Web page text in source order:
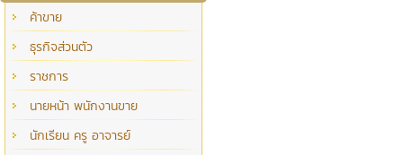
ค้าขาย
ธุรกิจส่วนตัว
ราชการ
นายหน้า พนักงานขาย
นักเรียน ครู อาจารย์